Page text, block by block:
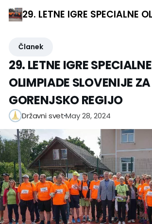
Članek
29. LETNE IGRE SPECIALNE
OLIMPIADE SLOVENIJE ZA
GORENJSKO REGIJO
Državni svetMay 28, 2024